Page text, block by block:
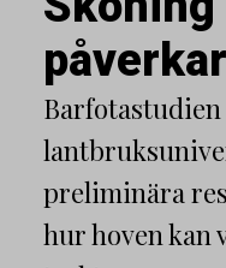
Barfotastudien
preliminära
hur hoven kan